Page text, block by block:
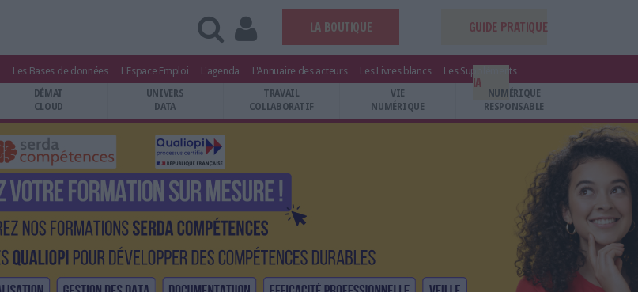
LA BOUTIQUE GUIDE PRATIQUE
IA
Les Bases de données L'Espace Emploi L'agenda L'Annuaire des acteurs Les Livres blancs Les Suppléments
DÉMAT
CLOUD
UNIVERS
DATA
TRAVAIL
COLLABORATIF
VIE
NUMÉRIQUE
NUMÉRIQUE
RESPONSABLE